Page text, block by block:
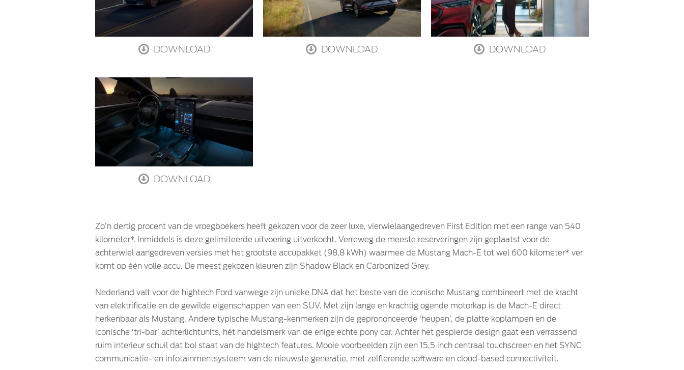
DOWNLOAD DOWNLOAD DOWNLOAD
DOWNLOAD
Zo’n dertig procent van de vroegboekers heeft gekozen voor de zeer luxe, vierwielaangedreven First Edition met een range van 540
kilometer*. Inmiddels is deze gelimiteerde uitvoering uitverkocht. Verreweg de meeste reserveringen zijn geplaatst voor de
achterwiel aangedreven versies met het grootste accupakket (98,8 kWh) waarmee de Mustang Mach-E tot wel 600 kilometer* ver
komt op één volle accu. De meest gekozen kleuren zijn Shadow Black en Carbonized Grey.
Nederland valt voor de hightech Ford vanwege zijn unieke DNA dat het beste van de iconische Mustang combineert met de kracht
van elektrificatie en de gewilde eigenschappen van een SUV. Met zijn lange en krachtig ogende motorkap is de Mach-E direct
herkenbaar als Mustang. Andere typische Mustang-kenmerken zijn de geprononceerde ‘heupen’, de platte koplampen en de
iconische ‘tri-bar’ achterlichtunits, hét handelsmerk van de enige echte pony car. Achter het gespierde design gaat een verrassend
ruim interieur schuil dat bol staat van de hightech features. Mooie voorbeelden zijn een 15,5 inch centraal touchscreen en het SYNC
communicatie- en infotainmentsysteem van de nieuwste generatie, met zelflerende software en cloud-based connectiviteit.